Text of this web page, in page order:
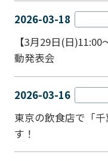
2026-03-18
【3月29日(日
動発表会
2026-03-16
東京の飲食店で「
す！